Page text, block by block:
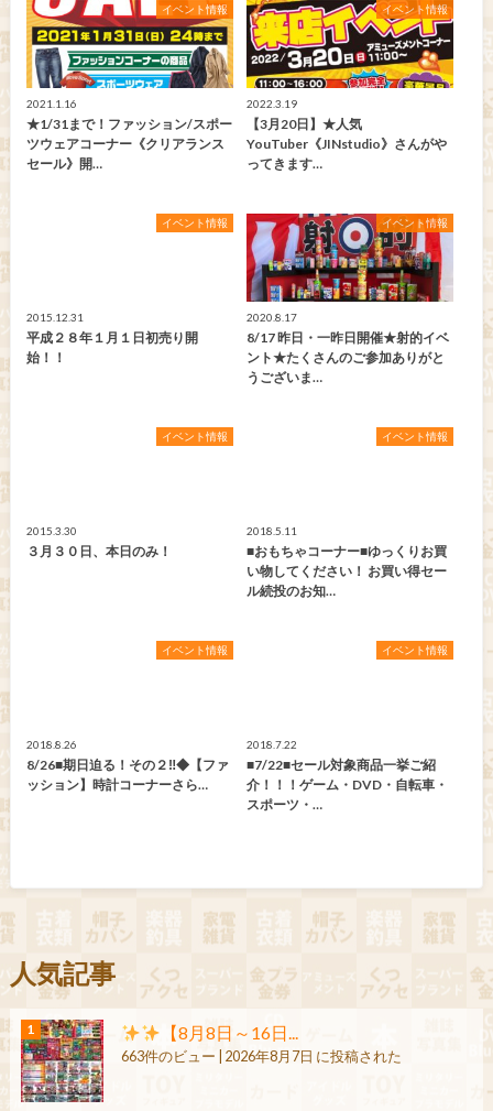
イベント情報
2021.1.16
★1/31まで！ファッション/スポー
ツウェアコーナー《クリアランス
セール》開…
イベント情報
2022.3.19
【3月20日】★人気
YouTuber《JINstudio》さんがや
ってきます…
イベント情報
2015.12.31
平成２８年１月１日初売り開
始！！
イベント情報
2020.8.17
8/17 昨日・一昨日開催★射的イベ
ント★たくさんのご参加ありがと
うございま…
イベント情報
2015.3.30
３月３０日、本日のみ！
イベント情報
2018.5.11
■おもちゃコーナー■ゆっくりお買
い物してください！ お買い得セー
ル続投のお知…
イベント情報
2018.8.26
8/26■期日迫る！その２‼◆【ファ
ッション】時計コーナーさら…
イベント情報
2018.7.22
■7/22■セール対象商品一挙ご紹
介！！！ゲーム・DVD・自転車・
スポーツ・…
人気記事
【8月8日～16日...
663件のビュー 2026年8月7日 に投稿された